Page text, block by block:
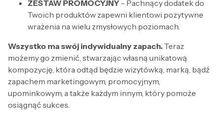
ZESTAW PROMOCYJNY - Pachnący dodatek do
Twoich produktów zapewni klientowi pozytywne
wrażenia na wielu zmysłowych poziomach.
Wszystko ma swój indywidualny zapach. Teraz
możemy go zmienić, stwarzając własną unikatową
kompozycję, która odtąd będzie wizytówką, marką, bądź
zapachem marketingowym, promocyjnym,
upominkowym, a także każdym innym, który pomoże
osiągnąć sukces.